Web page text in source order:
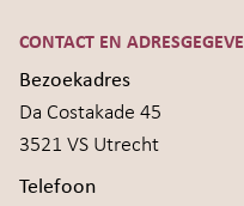
CONTACT EN
Bezoekadres
Da Costakade 45
3521 VS Utrecht
Telefoon